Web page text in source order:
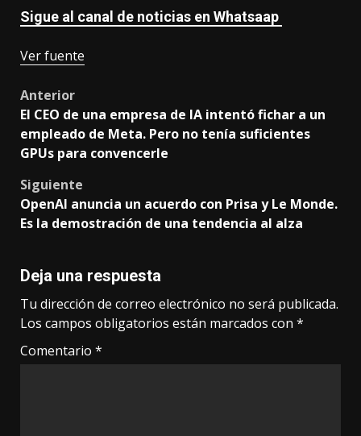
Sigue al canal de noticias en Whatsaap
Ver fuente
Post
navigation
Anterior
El CEO de una empresa de IA intentó fichar a un
empleado de Meta. Pero no tenía suficientes
GPUs para convencerle
Siguiente
OpenAI anuncia un acuerdo con Prisa y Le Monde.
Es la demostración de una tendencia al alza
Deja una respuesta
Tu dirección de correo electrónico no será publicada.
Los campos obligatorios están marcados con *
Comentario *